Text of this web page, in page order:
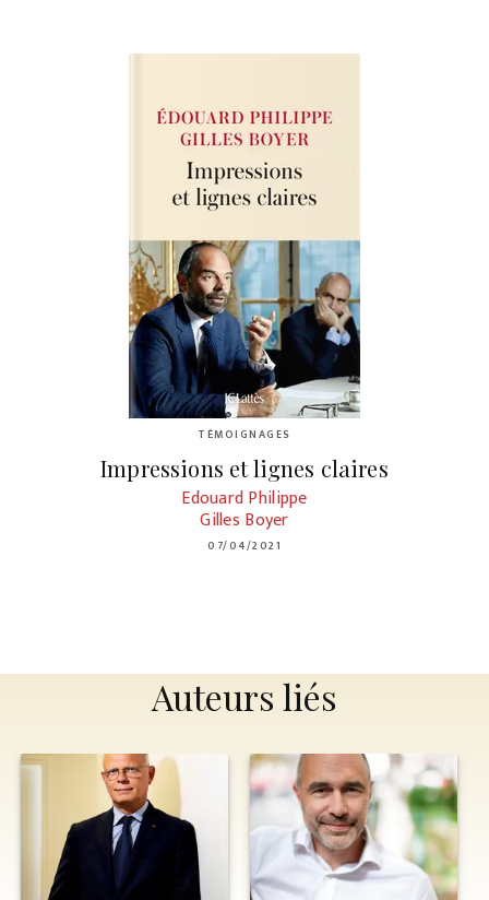
TÉMOIGNAGES
Impressions et lignes claires
Edouard Philippe
Gilles Boyer
07/04/2021
Auteurs liés